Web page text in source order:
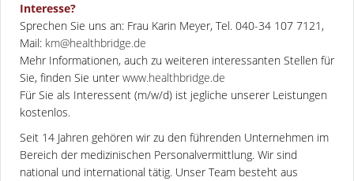
Interesse?
Sprechen Sie uns an: Frau Karin Meyer, Tel. 040-34 107 7121,
Mail: km@healthbridge.de
Mehr Informationen, auch zu weiteren interessanten Stellen für
Sie, finden Sie unter www.healthbridge.de
Für Sie als Interessent (m/w/d) ist jegliche unserer Leistungen
kostenlos.
Seit 14 Jahren gehören wir zu den führenden Unternehmen im
Bereich der medizinischen Personalvermittlung. Wir sind
national und international tätig. Unser Team besteht aus